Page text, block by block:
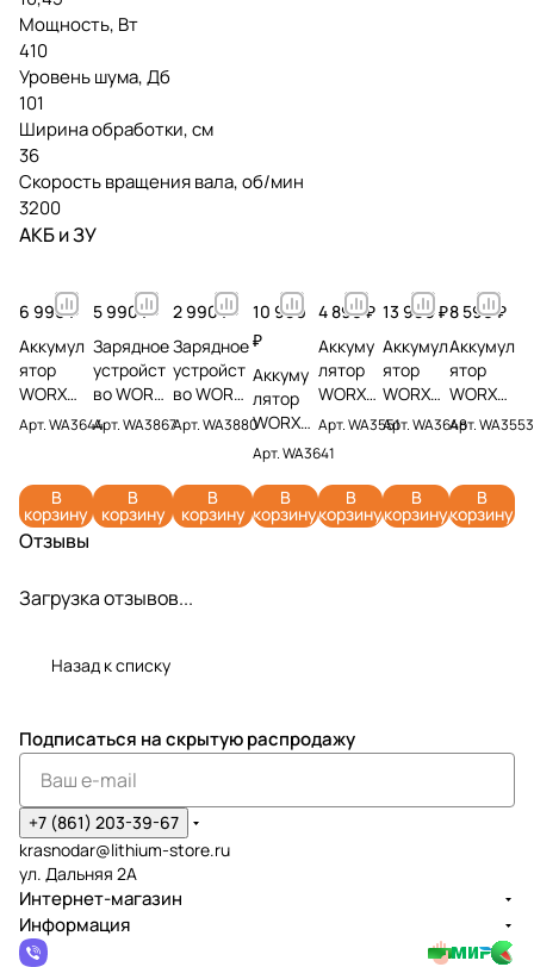
Мощность, Вт
410
Уровень шума, Дб
101
Ширина обработки, см
36
Скорость вращения вала, об/мин
3200
АКБ и ЗУ
6 990 ₽
Аккумул
ятор
WORX
WA3644
PRO 20V
Арт.WA3644
В
корзину
5 990 ₽
Зарядное
устройст
во WORX
WA3867
20V 6А
Арт.WA3867
В
корзину
2 990 ₽
Зарядное
устройст
во WORX
WA3880
20V 2А
Арт.WA3880
В
корзину
10 990
₽
Аккуму
лятор
WORX
WA3641
20V 6Ач
Арт.WA3641
В
корзину
4 890 ₽
Аккуму
лятор
WORX
WA3551
20V 2Ач
Арт.WA3551
В
корзину
13 990 ₽
Аккумул
ятор
WORX
WA3648
20V 8Ач
Арт.WA3648
В
корзину
8 590 ₽
Аккумул
ятор
WORX
WA3553
20V 4Ач
Арт.WA3553
В
корзину
Отзывы
Загрузка отзывов...
Назад к списку
Подписаться на скрытую распродажу
+7 (861) 203-39-67
krasnodar@lithium-store.ru
ул. Дальняя 2А
Интернет-магазин
Информация